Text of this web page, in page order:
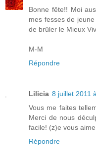
Bonne fête!! Moi
mes fesses de
de brûler le Mieux
M-M
Répondre
Lilicia 8 juillet 2011
Vous me faites
Merci de nous
facile! (z)e vous
Répondre